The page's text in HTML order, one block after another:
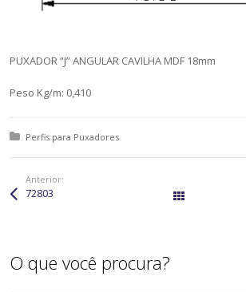
PUXADOR “J” ANGULAR CAVILHA MDF 18mm
Peso Kg/m: 0,410
Posted in:
Perfis para Puxadores
Anterior:
72803
O que você procura?